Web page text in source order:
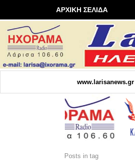
ΑΡΧΙΚΗ ΣΕΛΙΔΑ
www.larisanews.gr
Posts in tag